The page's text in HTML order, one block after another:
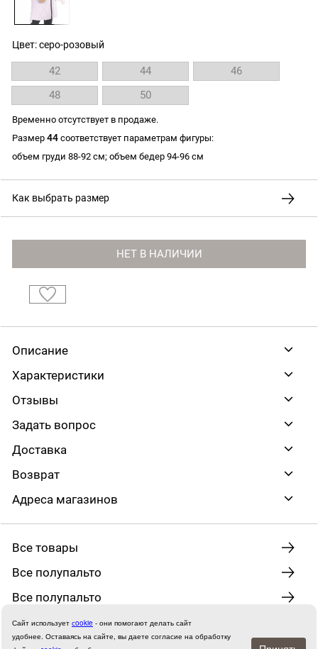
Цвет: серо-розовый
42 44
46
48
50
Временно отсутствует в продаже.
Размер 44 соответствует параметрам фигуры:
объем груди 88-92 см; объем бедер 94-96 см
Как выбрать размер
НЕТ В НАЛИЧИИ
Описание
Характеристики
Отзывы
Задать вопрос
Доставка
Возврат
Адреса магазинов
Все товары
Все полупальто
Все полупальто
Сайт использует сookie - они помогают делать сайт
удобнее. Оставаясь на сайте, вы даете согласие на обработку